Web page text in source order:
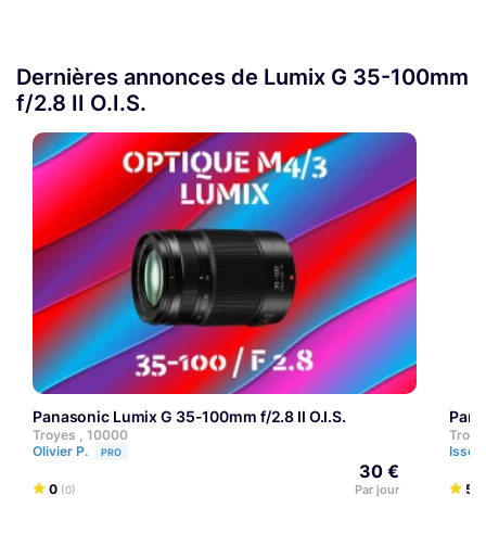
Dernières annonces de Lumix G 35-100mm
f/2.8 II O.I.S.
Panasonic Lumix G 35-100mm f/2.8 II O.I.S.
Troyes , 10000
Olivier P.
PRO
0 (0)
30 €
Par jour 5